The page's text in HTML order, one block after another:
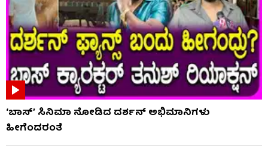
‘ಬಾಸ್’ ಸಿನಿಮಾ ನೋಡಿದ ದರ್ಶನ್ ಅಭಿಮಾನಿಗಳು
ಹೀಗೆಂದರಂತೆ